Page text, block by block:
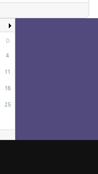
D
4
11
18
25